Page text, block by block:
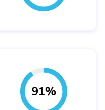
91%